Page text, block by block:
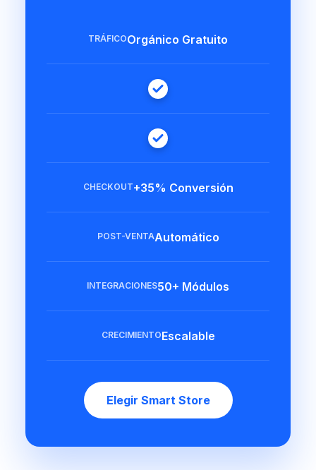
TRÁFICOOrgánico Gratuito
CHECKOUT+35% Conversión
POST-VENTAAutomático
INTEGRACIONES50+ Módulos
CRECIMIENTOEscalable
Elegir Smart Store